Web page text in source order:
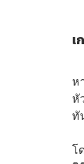
เ
ห
หั
ทั
โ